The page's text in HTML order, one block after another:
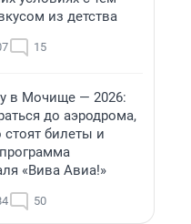
из детства
15
в Мочище — 2026:
до аэродрома,
стоят билеты и
«Вива Авиа!»
50